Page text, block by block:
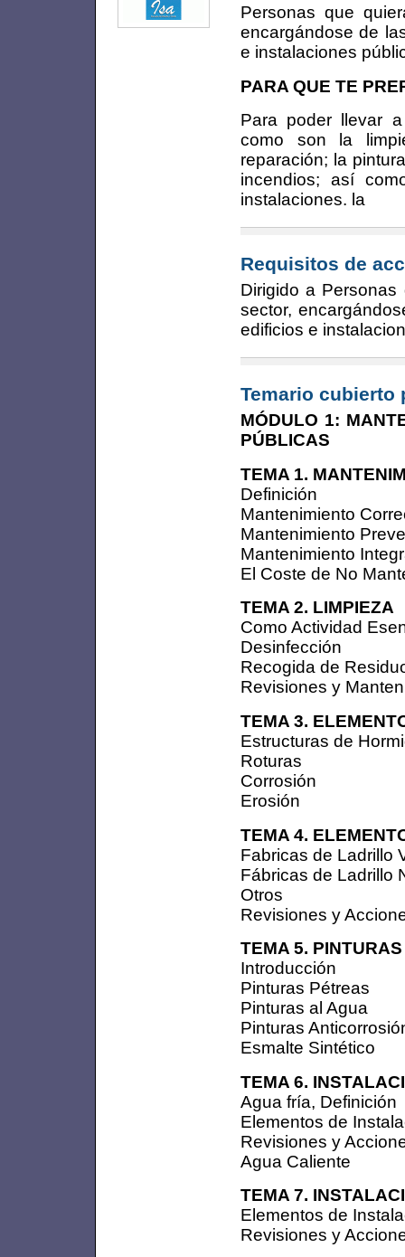
Personas que
encargándose de
e instalaciones
PARA QUE TE
Para poder llevar
como son la
reparación; la
incendios; así
instalaciones. la
Requisitos de
Dirigido a
sector,
edificios e
Temario cubierto
MÓDULO 1:
PÚBLICAS
TEMA 1.
Definición
Mantenimiento
Mantenimiento
Mantenimiento
El Coste de No
TEMA 2. LIMPIEZA
Como Actividad
Desinfección
Recogida de
Revisiones y
TEMA 3.
Estructuras de
Roturas
Corrosión
Erosión
TEMA 4.
Fabricas de Ladrillo
Fábricas de Ladrillo
Otros
Revisiones y
TEMA 5. PINTURAS
Introducción
Pinturas Pétreas
Pinturas al Agua
Pinturas
Esmalte Sintético
TEMA 6.
Agua fría, Definición
Elementos de
Revisiones y
Agua Caliente
TEMA 7.
Elementos de
Revisiones y